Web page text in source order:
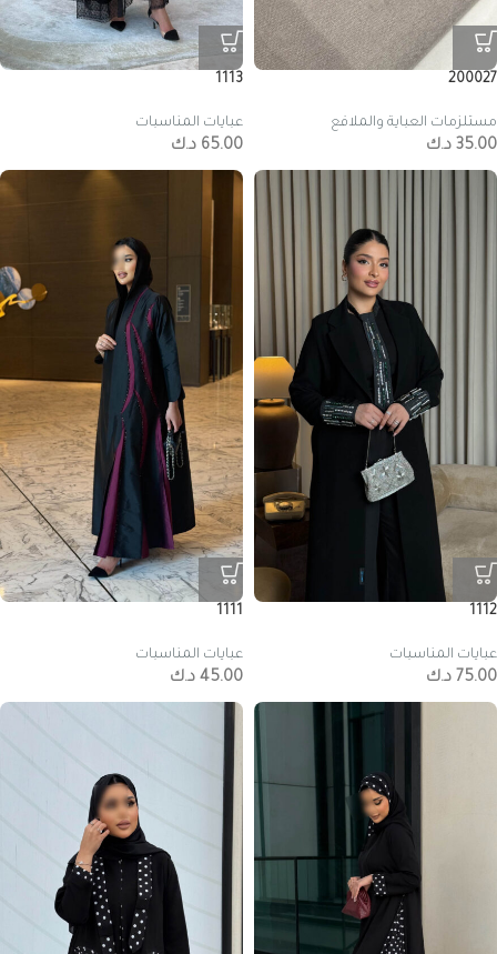
200027
مستلزمات العباية والملافع
35.00 د.ك
1113
عبايات المناسبات
65.00 د.ك
1112
عبايات المناسبات
75.00 د.ك
1111
عبايات المناسبات
45.00 د.ك